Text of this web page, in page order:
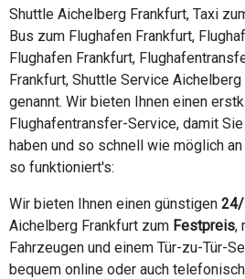
Shuttle Aichelberg Frankfurt, Taxi
Bus zum Flughafen Frankfurt,
Flughafen Frankfurt,
Frankfurt, Shuttle Service
genannt. Wir bieten Ihnen einen
Flughafentransfer-Service, damit
haben und so schnell wie möglich
so funktioniert's:
Wir bieten Ihnen einen günstigen 24/
Aichelberg Frankfurt zum Festpreis,
Fahrzeugen und einem Tür-zu-Tür-
bequem online oder auch